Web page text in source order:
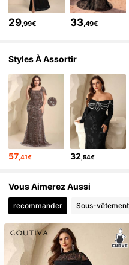
4,72 198K Suiveurs
4,72 198K Suiveurs
29,99€ 33,49€
Styles À Assortir
57 ,41€ 32 ,54€
Vous Aimerez Aussi
recommander Sous-